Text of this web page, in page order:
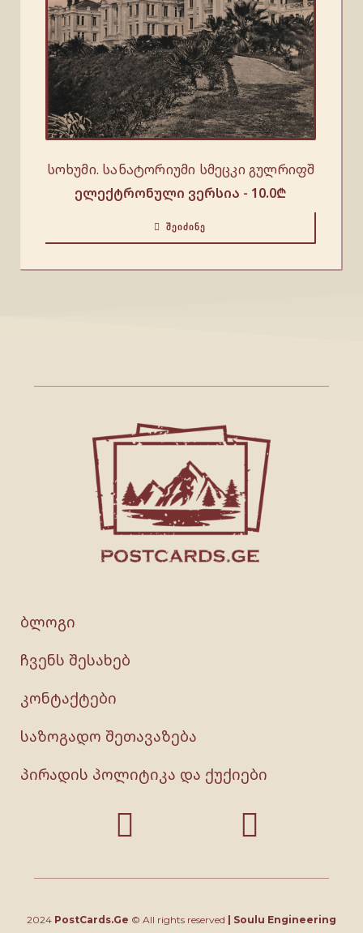
სოხუმი. სანატორიუმი სმეცკი გულრიფშ
ელექტრონული ვერსია - 10.0₾
ᲨᲔᲘᲫᲘᲜᲔ
ბლოგი
ჩვენს შესახებ
კონტაქტები
საზოგადო შეთავაზება
პირადის პოლიტიკა და ქუქიები
2024 PostCards.Ge © All rights reserved
Soulu Engineering